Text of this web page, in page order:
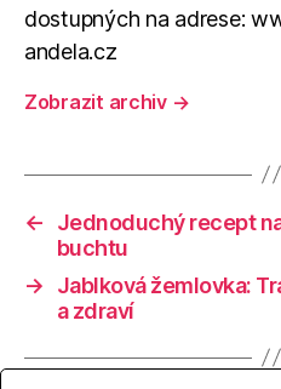
dostupných na adrese:
andela.cz
Zobrazit archiv →
←
Jednoduchý recept
buchtu
→
Jablková žemlovka:
a zdraví